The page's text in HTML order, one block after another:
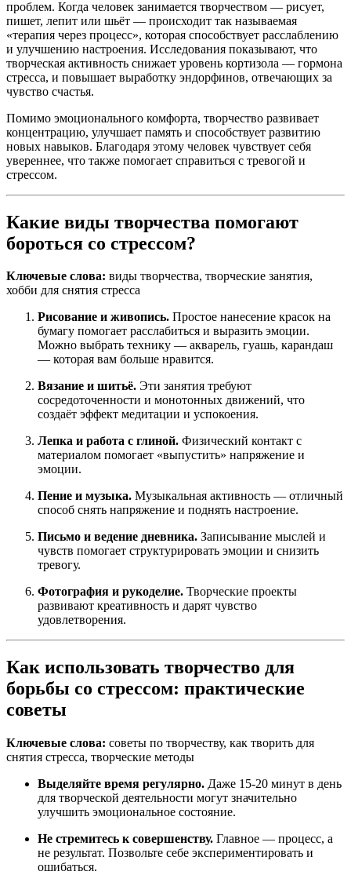
проблем. Когда человек занимается творчеством — рисует,
пишет, лепит или шьёт — происходит так называемая
«терапия через процесс», которая способствует расслаблению
и улучшению настроения. Исследования показывают, что
творческая активность снижает уровень кортизола — гормона
стресса, и повышает выработку эндорфинов, отвечающих за
чувство счастья.
Помимо эмоционального комфорта, творчество развивает
концентрацию, улучшает память и способствует развитию
новых навыков. Благодаря этому человек чувствует себя
увереннее, что также помогает справиться с тревогой и
стрессом.
Какие виды творчества помогают
бороться со стрессом?
Ключевые слова: виды творчества, творческие занятия,
хобби для снятия стресса
Рисование и живопись. Простое нанесение красок на
бумагу помогает расслабиться и выразить эмоции.
Можно выбрать технику — акварель, гуашь, карандаш
— которая вам больше нравится.
Вязание и шитьё. Эти занятия требуют
сосредоточенности и монотонных движений, что
создаёт эффект медитации и успокоения.
Лепка и работа с глиной. Физический контакт с
материалом помогает «выпустить» напряжение и
эмоции.
Пение и музыка. Музыкальная активность — отличный
способ снять напряжение и поднять настроение.
Письмо и ведение дневника. Записывание мыслей и
чувств помогает структурировать эмоции и снизить
тревогу.
Фотография и рукоделие. Творческие проекты
развивают креативность и дарят чувство
удовлетворения.
Как использовать творчество для
борьбы со стрессом: практические
советы
Ключевые слова: советы по творчеству, как творить для
снятия стресса, творческие методы
Выделяйте время регулярно. Даже 15-20 минут в день
для творческой деятельности могут значительно
улучшить эмоциональное состояние.
Не стремитесь к совершенству. Главное — процесс, а
не результат. Позвольте себе экспериментировать и
ошибаться.